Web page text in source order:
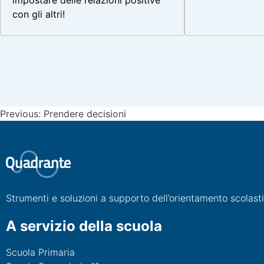
con gli altri!
Navigazione
Previous: Prendere decisioni
Strumenti e soluzioni a supporto dell’orientamento
A servizio della scuola
Scuola Primaria